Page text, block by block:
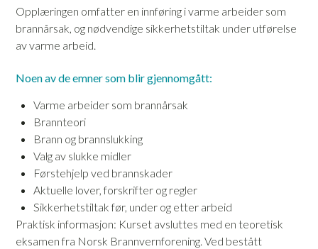
Opplæringen omfatter en innføring i varme arbeider som
brannårsak, og nødvendige sikkerhetstiltak under utførelse
av varme arbeid.
Noen av de emner som blir gjennomgått:
Varme arbeider som brannårsak
Brannteori
Brann og brannslukking
Valg av slukke midler
Førstehjelp ved brannskader
Aktuelle lover, forskrifter og regler
Sikkerhetstiltak før, under og etter arbeid
Praktisk informasjon: Kurset avsluttes med en teoretisk
eksamen fra Norsk Brannvernforening. Ved bestått